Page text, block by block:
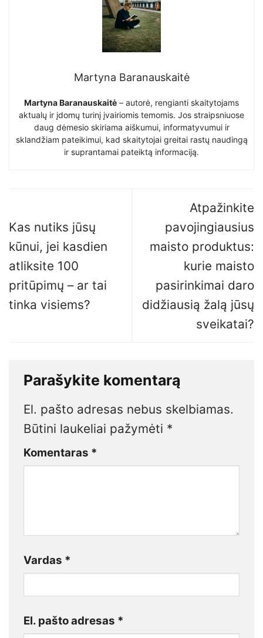
Martyna Baranauskaitė
Martyna Baranauskaitė – autorė, rengianti skaitytojams
aktualų ir įdomų turinį įvairiomis temomis. Jos straipsniuose
daug dėmesio skiriama aiškumui, informatyvumui ir
sklandžiam pateikimui, kad skaitytojai greitai rastų naudingą
ir suprantamai pateiktą informaciją.
Kas nutiks jūsų
kūnui, jei kasdien
atliksite 100
pritūpimų – ar tai
tinka visiems?
Atpažinkite
pavojingiausius
maisto produktus:
kurie maisto
pasirinkimai daro
didžiausią žalą jūsų
sveikatai?
Parašykite komentarą
El. pašto adresas nebus skelbiamas.
Būtini laukeliai pažymėti *
Komentaras *
Vardas *
El. pašto adresas *